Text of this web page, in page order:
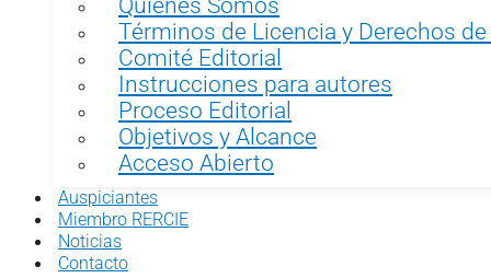
Términos de Licencia y Derechos
Comité Editorial
Instrucciones para autores
Proceso Editorial
Objetivos y Alcance
Acceso Abierto
Auspiciantes
Miembro RERCIE
Noticias
Contacto